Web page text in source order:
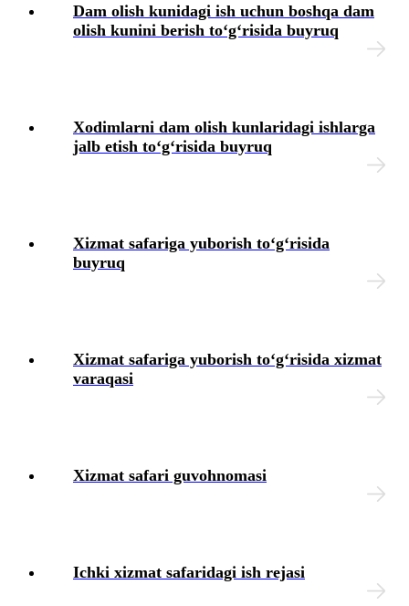
Dam olish kunidagi ish uchun boshqa dam
olish kunini berish toʻgʻrisida buyruq
Xodimlarni dam olish kunlaridagi ishlarga
jalb etish toʻgʻrisida buyruq
Xizmat safariga yuborish toʻgʻrisida
buyruq
Xizmat safariga yuborish toʻgʻrisida хizmat
varaqasi
Xizmat safari guvohnomasi
Ichki хizmat safaridagi ish rejasi